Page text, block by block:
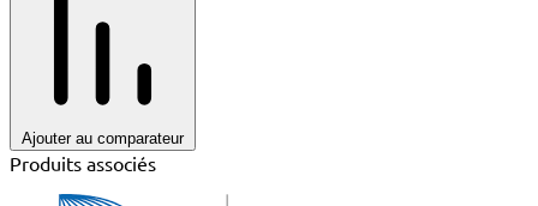
Ajouter au comparateur
Produits associés